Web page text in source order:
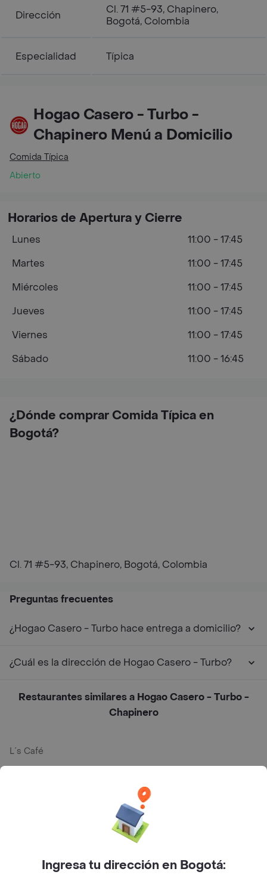
Dirección
Cl. 71 #5-93, Chapinero,
Bogotá, Colombia
Especialidad Típica
Hogao Casero - Turbo -
Chapinero Menú a Domicilio
Comida Típica
Abierto
¿Dónde comprar Comida Típica en
Bogotá?
Cl. 71 #5-93, Chapinero, Bogotá, Colombia
Horarios de Apertura y Cierre
Lunes
11:00 - 17:45
Martes
11:00 - 17:45
Miércoles
11:00 - 17:45
Jueves
11:00 - 17:45
Viernes
11:00 - 17:45
Sábado
11:00 - 16:45
Preguntas frecuentes
¿Hogao Casero - Turbo hace entrega a domicilio?
¿Cuál es la dirección de Hogao Casero - Turbo?
Restaurantes similares a Hogao Casero - Turbo -
Chapinero
L´s Café
Myriam Camhi Co
Ingresa tu dirección en Bogotá: